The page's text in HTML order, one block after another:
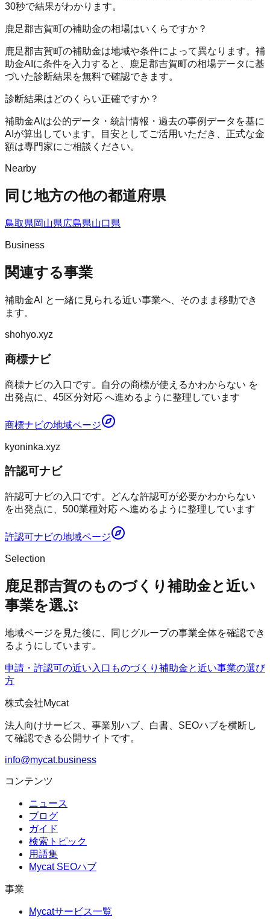
30秒で結果がわかります。
鹿足郡吉賀町の補助金の相場はいくらですか？
鹿足郡吉賀町の補助金は地域や条件によって異なります。補
助金AIに条件を入力すると、鹿足郡吉賀町の相場データに基
づいた診断結果を無料で確認できます。
診断結果はどのくらい正確ですか？
補助金AIは公的データ・統計情報・過去の事例データを基に
AIが算出しています。目安としてご活用いただき、正式な金
額は専門家にご相談ください。
Nearby
同じ地方の他の都道府県
鳥取県岡山県広島県山口県
Business
関連する事業
補助金AI
と一緒に見られる近い事業へ、そのまま移動でき
ます。
shohyo.xyz
商標ナビ
商標ナビの入口です。自分の商標が使えるかわからない を
出発点に、45区分対応 へ進めるように整理しています
商標ナビの地域ページ
kyoninka.xyz
許認可ナビ
許認可ナビの入口です。どんな許認可が必要かわからない
を出発点に、500業種対応 へ進めるように整理しています
許認可ナビの地域ページ
Selection
鹿足郡吉賀のものづくり補助金と近い
事業を選ぶ
地域ページを見た後に、同じグループの事業全体を確認でき
るようにしています。
申請・許認可の近い入口 ものづくり補助金と近い事業の選び
方
株式会社Mycat
法人向けサービス、事業別ハブ、白書、SEOハブを横断し
て確認できる公開サイトです。
info@mycat.business
コンテンツ
ニュース
ブログ
ガイド
検索トピック
用語集
Mycat SEOハブ
事業
Mycatサービス一覧